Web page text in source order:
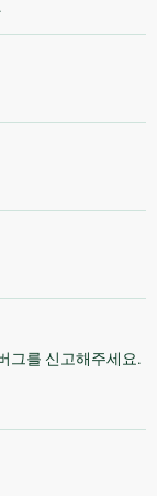
그를 신고해주세요.